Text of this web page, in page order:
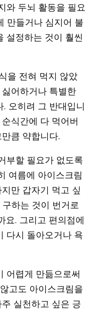
와 두뇌 활동을 필요
만들거나 심지어 불
설정하는 것이 훨씬
을 전혀 먹지 않았
어하거나 특별한
오히려 그 반대입니
식간에 다 먹어버
큼 약합니다.
부할 필요가 없도록
여름에 아이스크림
만 갑자기 먹고 싶
하는 것이 번거로
요. 그리고 편의점에
다시 돌아오거나 욕
어렵게 만듦으로써
고도 아이스크림을
실천하고 싶은 긍